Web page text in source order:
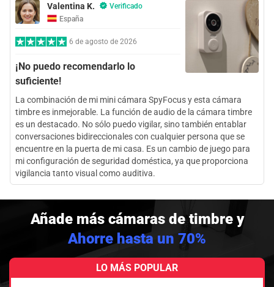
Valentina K.
Verificado
España
6 de agosto de 2026
¡No puedo recomendarlo lo
suficiente!
La combinación de mi mini cámara SpyFocus y esta cámara
timbre es inmejorable. La función de audio de la cámara timbre
es un destacado. No sólo puedo vigilar, sino también entablar
conversaciones bidireccionales con cualquier persona que se
encuentre en la puerta de mi casa. Es un cambio de juego para
mi configuración de seguridad doméstica, ya que proporciona
vigilancia tanto visual como auditiva.
Añade más cámaras de timbre y
Ahorre hasta un 70%
LO MÁS POPULAR